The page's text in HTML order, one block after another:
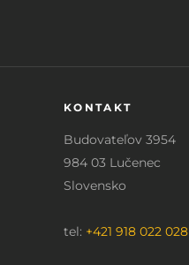
KONTAKT
Budovateľov 3954
984 03 Lučenec
Slovensko
tel: +421 918 022 028